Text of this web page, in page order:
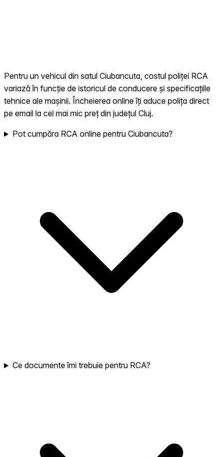
Pentru un vehicul din satul Ciubancuta, costul poliței RCA
variază în funcție de istoricul de conducere și specificațiile
tehnice ale mașinii. Încheierea online îți aduce polița direct
pe email la cel mai mic preț din județul Cluj.
Pot cumpăra RCA online pentru Ciubancuta?
Ce documente îmi trebuie pentru RCA?